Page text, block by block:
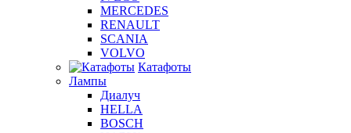
MERCEDES
RENAULT
SCANIA
VOLVO
Катафоты
Лампы
Диалуч
HELLA
BOSCH